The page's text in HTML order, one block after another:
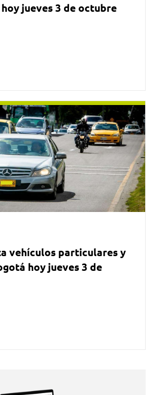
jueves 3 de octubre
vehículos particulares y
hoy jueves 3 de